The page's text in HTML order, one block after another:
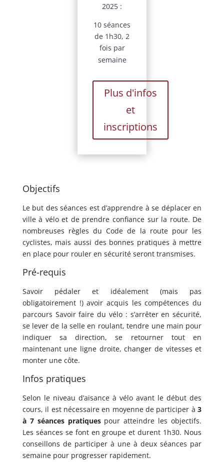
2025 :
10 séances
de 1h30, 2
fois par
semaine
Plus d'infos
et
inscriptions
Objectifs
Le but des séances est d’apprendre à se déplacer en
ville à vélo et de prendre confiance sur la route. De
nombreuses règles du Code de la route pour les
cyclistes, mais aussi des bonnes pratiques à mettre
en place pour rouler en sécurité seront transmises.
Pré-requis
Savoir pédaler et idéalement (mais pas
obligatoirement !) avoir acquis les compétences du
parcours Savoir faire du vélo : s’arrêter en sécurité,
se lever de la selle en roulant, tendre une main pour
indiquer sa direction, se retourner tout en
maintenant une ligne droite, changer de vitesses et
monter une côte.
Infos pratiques
Selon le niveau d’aisance à vélo avant le début des
cours, il est nécessaire en moyenne de participer à3
à 7 séances pratiquespour atteindre les objectifs.
Les séances se font en groupe et durent 1h30. Nous
conseillons de participer à une à deux séances par
semaine pour progresser rapidement.